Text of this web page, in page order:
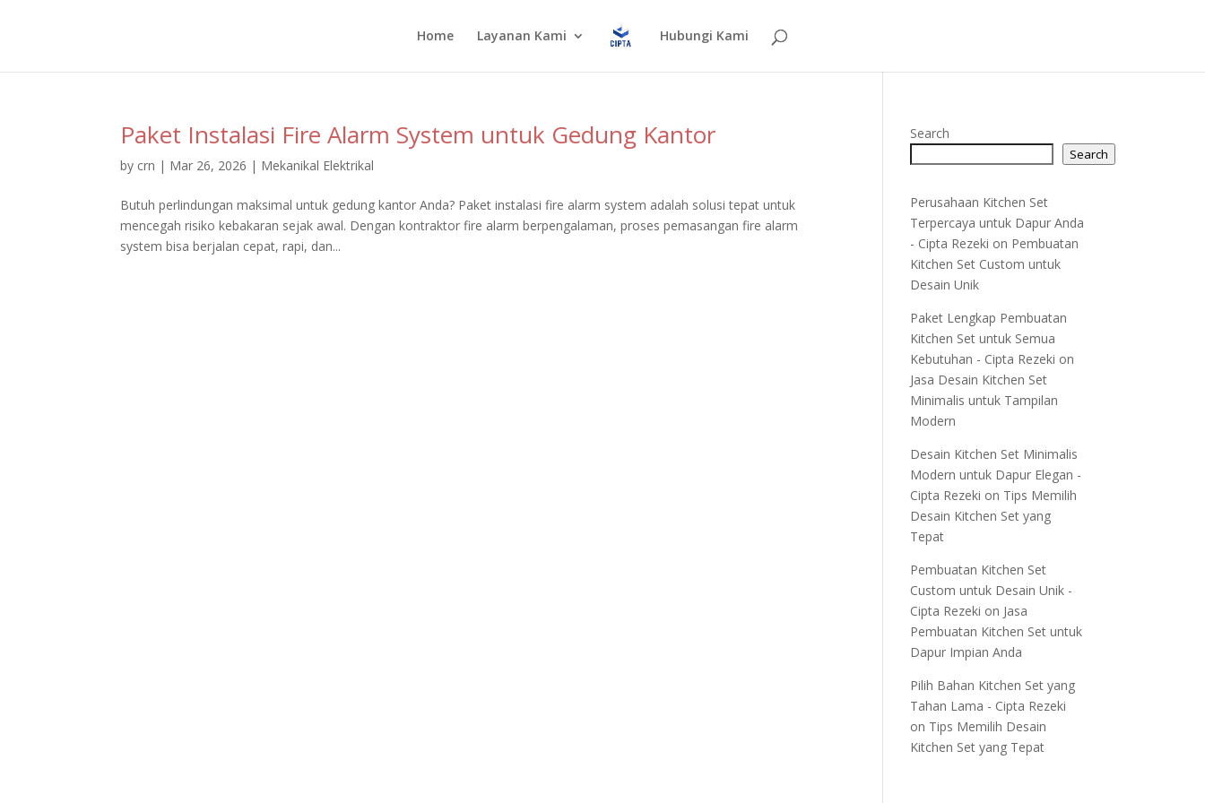
Home Layanan Kami Hubungi Kami
Paket Instalasi Fire Alarm System untuk Gedung Kantor
by crn | Mar 26, 2026 | Mekanikal Elektrikal
Butuh perlindungan maksimal untuk gedung kantor Anda? Paket instalasi fire alarm system adalah solusi tepat untuk
mencegah risiko kebakaran sejak awal. Dengan kontraktor fire alarm berpengalaman, proses pemasangan fire alarm
system bisa berjalan cepat, rapi, dan...
Search
Search
Perusahaan Kitchen Set
Terpercaya untuk Dapur Anda
- Cipta Rezeki on Pembuatan
Kitchen Set Custom untuk
Desain Unik
Paket Lengkap Pembuatan
Kitchen Set untuk Semua
Kebutuhan - Cipta Rezeki on
Jasa Desain Kitchen Set
Minimalis untuk Tampilan
Modern
Desain Kitchen Set Minimalis
Modern untuk Dapur Elegan -
Cipta Rezeki on Tips Memilih
Desain Kitchen Set yang
Tepat
Pembuatan Kitchen Set
Custom untuk Desain Unik -
Cipta Rezeki on Jasa
Pembuatan Kitchen Set untuk
Dapur Impian Anda
Pilih Bahan Kitchen Set yang
Tahan Lama - Cipta Rezeki
on Tips Memilih Desain
Kitchen Set yang Tepat